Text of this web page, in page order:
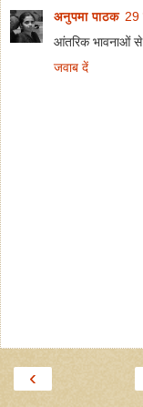
अनुपमा पाठक 29
आंतरिक भावनाओं से
जवाब दें
‹